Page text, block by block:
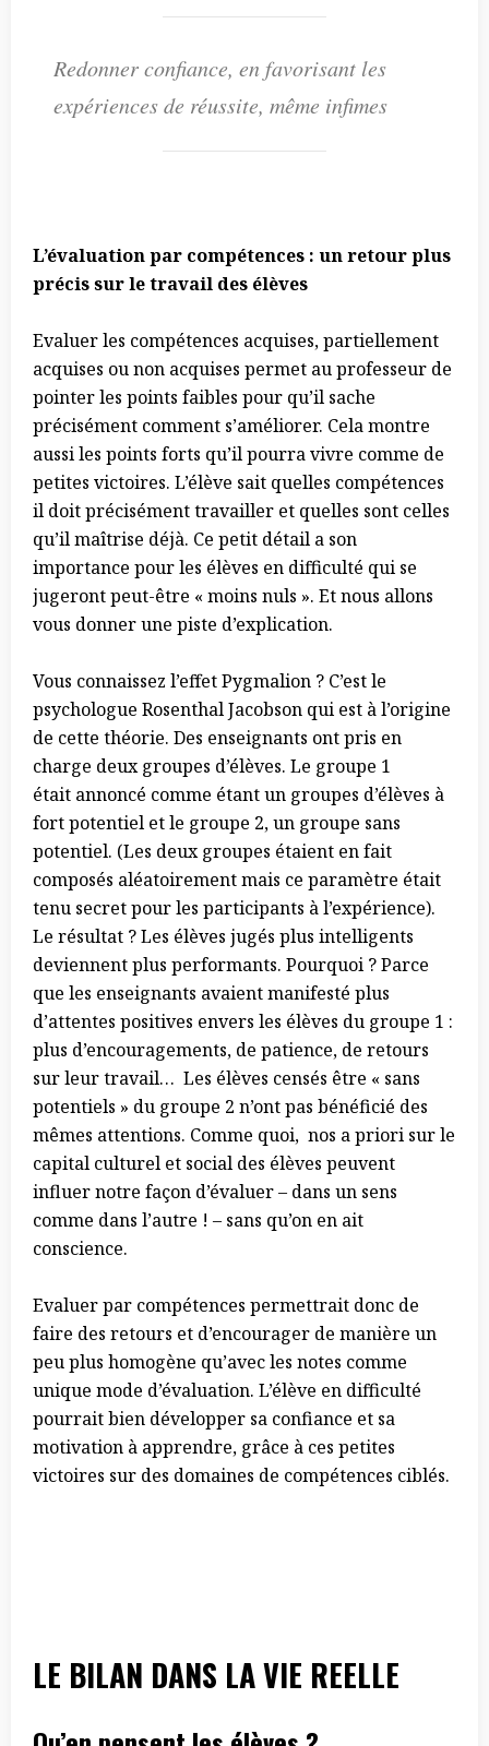
Redonner confiance, en favorisant les
expériences de réussite, même infimes
L’évaluation par compétences : un retour plus
précis sur le travail des élèves
Evaluer les compétences acquises, partiellement
acquises ou non acquises permet au professeur de
pointer les points faibles pour qu’il sache
précisément comment s’améliorer. Cela montre
aussi les points forts qu’il pourra vivre comme de
petites victoires. L’élève sait quelles compétences
il doit précisément travailler et quelles sont celles
qu’il maîtrise déjà. Ce petit détail a son
importance pour les élèves en difficulté qui se
jugeront peut-être « moins nuls ». Et nous allons
vous donner une piste d’explication.
Vous connaissez l’effet Pygmalion ? C’est le
psychologue Rosenthal Jacobson qui est à l’origine
de cette théorie. Des enseignants ont pris en
charge deux groupes d’élèves. Le groupe 1
était annoncé comme étant un groupes d’élèves à
fort potentiel et le groupe 2, un groupe sans
potentiel. (Les deux groupes étaient en fait
composés aléatoirement mais ce paramètre était
tenu secret pour les participants à l’expérience).
Le résultat ? Les élèves jugés plus intelligents
deviennent plus performants. Pourquoi ? Parce
que les enseignants avaient manifesté plus
d’attentes positives envers les élèves du groupe 1 :
plus d’encouragements, de patience, de retours
sur leur travail… Les élèves censés être « sans
potentiels » du groupe 2 n’ont pas bénéficié des
mêmes attentions. Comme quoi, nos a priori sur le
capital culturel et social des élèves peuvent
influer notre façon d’évaluer – dans un sens
comme dans l’autre ! – sans qu’on en ait
conscience.
Evaluer par compétences permettrait donc de
faire des retours et d’encourager de manière un
peu plus homogène qu’avec les notes comme
unique mode d’évaluation. L’élève en difficulté
pourrait bien développer sa confiance et sa
motivation à apprendre, grâce à ces petites
victoires sur des domaines de compétences ciblés.
LE BILAN DANS LA VIE REELLE